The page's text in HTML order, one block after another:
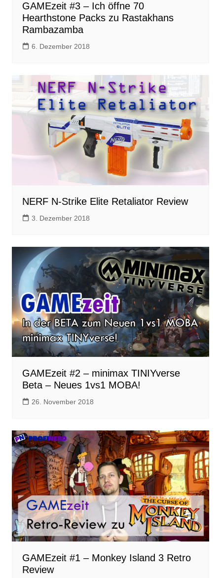
GAMEzeit #3 – Ich öffne 70
Hearthstone Packs zu Rastakhans
Rambazamba
6. Dezember 2018
NERF N-Strike Elite Retaliator Review
3. Dezember 2018
GAMEzeit #2 – minimax TINIYverse
Beta – Neues 1vs1 MOBA!
26. November 2018
GAMEzeit #1 – Monkey Island 3 Retro
Review